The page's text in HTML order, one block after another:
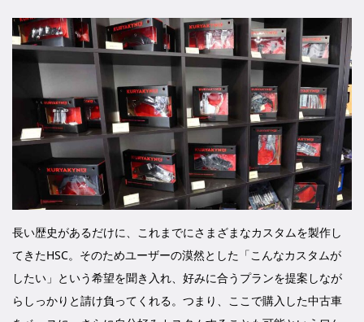
長い歴史があるだけに、これまでにさまざまなカスタムを製作し
てきたHSC。そのためユーザーの漠然とした「こんなカスタムが
したい」という希望を聞き入れ、好みに合うプランを提案しなが
らしっかりと請け負ってくれる。つまり、ここで購入した中古車